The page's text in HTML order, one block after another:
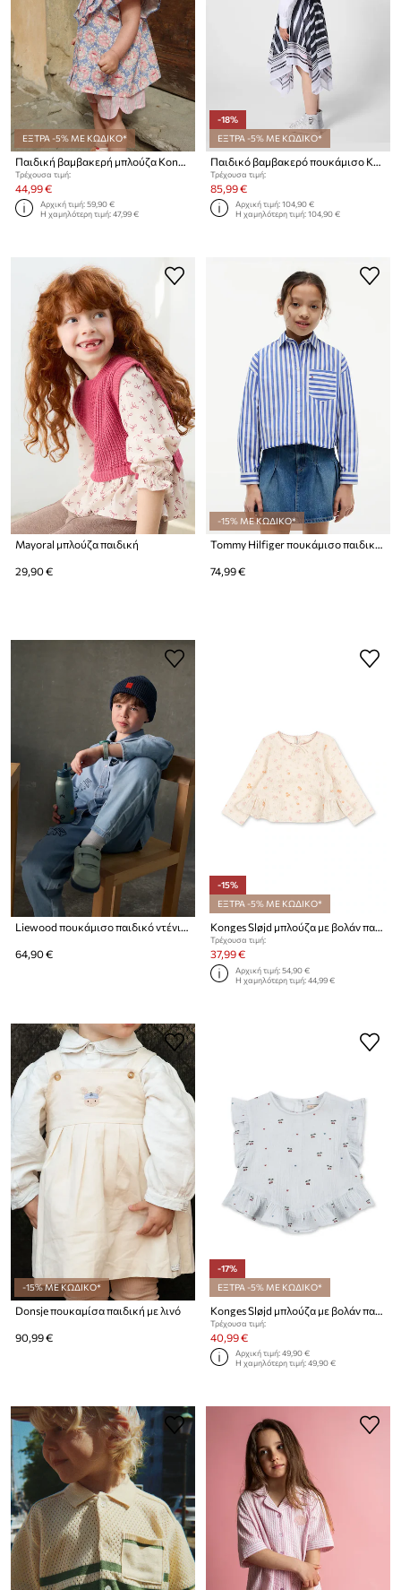
ΕΞΤΡΑ -5% ΜΕ ΚΩΔΙΚΟ*
Τρέχουσα τιμή:
44,99 €
Αρχική τιμή:59,90 €
Η χαμηλότερη τιμή:47,99 €
-18%
ΕΞΤΡΑ -5% ΜΕ ΚΩΔΙΚΟ*
Τρέχουσα τιμή:
85,99 €
Αρχική τιμή:104,90 €
Η χαμηλότερη τιμή:104,90 €
Mayoral μπλούζα παιδική
29,90 €
-15% ΜΕ ΚΩΔΙΚΟ*
Tommy Hilfiger πουκάμισο παιδικό βαμβακερό
74,99 €
Liewood πουκάμισο παιδικό ντένιμ Greg Light Denim Shirt
64,90 €
-15%
ΕΞΤΡΑ -5% ΜΕ ΚΩΔΙΚΟ*
Konges Sløjd μπλούζα με βολάν παιδική βαμβακερή με ελαστάν ELIN BOW BLOUSE GOTS
Τρέχουσα τιμή:
37,99 €
Αρχική τιμή:54,90 €
Η χαμηλότερη τιμή:44,99 €
-15% ΜΕ ΚΩΔΙΚΟ*
Donsje πουκαμίσα παιδική με λινό
90,99 €
-17%
ΕΞΤΡΑ -5% ΜΕ ΚΩΔΙΚΟ*
Konges Sløjd μπλούζα με βολάν παιδική βαμβακερή COCO TOP GOTS
Τρέχουσα τιμή:
40,99 €
Αρχική τιμή:49,90 €
Η χαμηλότερη τιμή:49,90 €